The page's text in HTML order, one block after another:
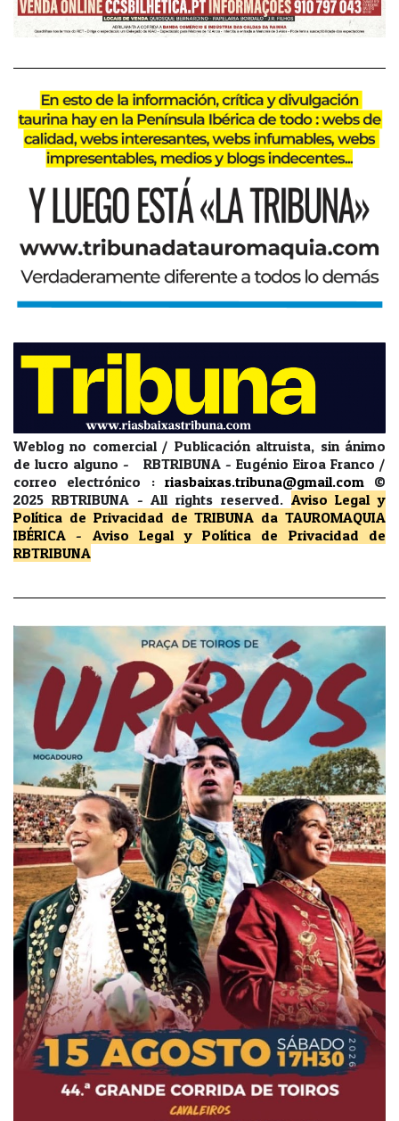
Weblog no comercial / Publicación altruista, sin ánimo
de lucro alguno - RBTRIBUNA - Eugénio Eiroa Franco /
correo electrónico : riasbaixas.tribuna@gmail.com
©
2025 RBTRIBUNA -All rights reserved. Aviso Legal y
Política de Privacidad de TRIBUNA da TAUROMAQUIA
IBÉRICA - Aviso Legal y Política de Privacidad
de
RBTRIBUNA